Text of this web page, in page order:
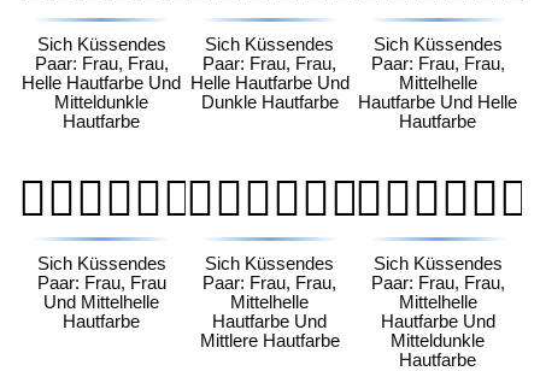
Sich Küssendes
Paar: Frau, Frau,
Helle Hautfarbe Und
Mitteldunkle
Hautfarbe
Sich Küssendes
Paar: Frau, Frau,
Helle Hautfarbe Und
Dunkle Hautfarbe
Sich Küssendes
Paar: Frau, Frau,
Mittelhelle
Hautfarbe Und Helle
Hautfarbe
👩🏼‍❤️‍💋‍👩🏼
Sich Küssendes
Paar: Frau, Frau
Und Mittelhelle
Hautfarbe
👩🏼‍❤️‍💋‍👩🏽
Sich Küssendes
Paar: Frau, Frau,
Mittelhelle
Hautfarbe Und
Mittlere Hautfarbe
👩🏼‍❤️‍💋‍👩🏾
Sich Küssendes
Paar: Frau, Frau,
Mittelhelle
Hautfarbe Und
Mitteldunkle
Hautfarbe